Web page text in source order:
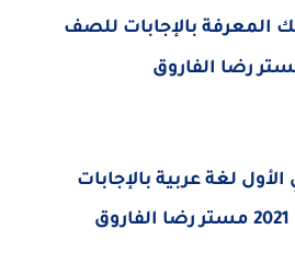
المعرفة بالإجابات للصف
لغة عربية بالإجابات